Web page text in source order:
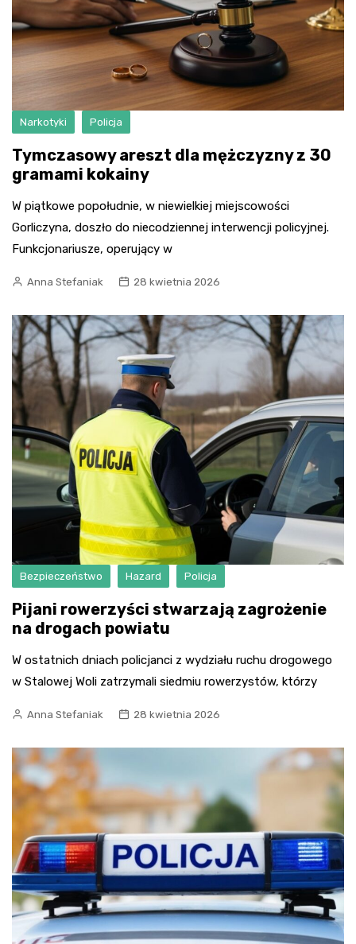
Narkotyki Policja
Tymczasowy areszt dla mężczyzny z 30
gramami kokainy
W piątkowe popołudnie, w niewielkiej miejscowości
Gorliczyna, doszło do niecodziennej interwencji policyjnej.
Funkcjonariusze, operujący w
Anna Stefaniak 28 kwietnia 2026
Bezpieczeństwo Hazard Policja
Pijani rowerzyści stwarzają zagrożenie
na drogach powiatu
W ostatnich dniach policjanci z wydziału ruchu drogowego
w Stalowej Woli zatrzymali siedmiu rowerzystów, którzy
Anna Stefaniak 28 kwietnia 2026